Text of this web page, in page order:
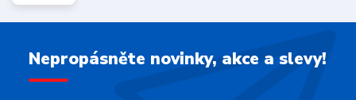
Nepropásněte novinky, akce a slevy!